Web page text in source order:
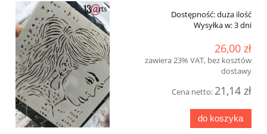
Dostępność:duża ilość
Wysyłka w:3 dni
26,00 zł
zawiera 23% VAT, bez kosztów
dostawy
Cena netto: 21,14 zł
do koszyka